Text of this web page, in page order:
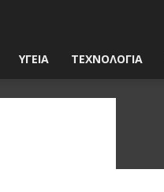
ΥΓΕΙΑ ΤΕΧΝΟΛΟΓΙΑ